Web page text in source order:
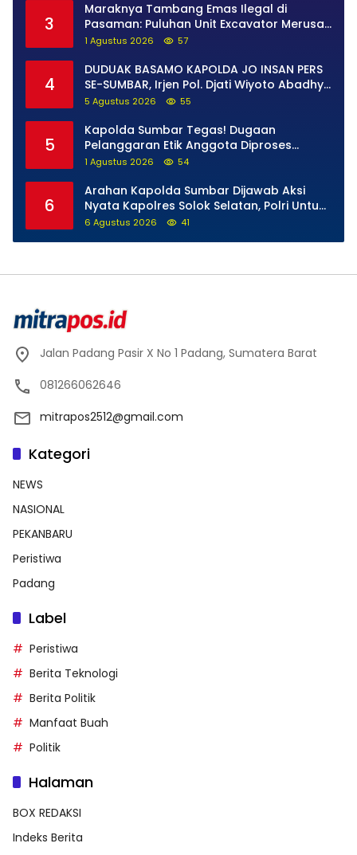
3
Maraknya Tambang Emas Ilegal di
Pasaman: Puluhan Unit Excavator Merusak
Alam, di Kawasan Muaro Sungai Lolo
1 Agustus 2026 57
4
DUDUAK BASAMO KAPOLDA JO INSAN PERS
SE-SUMBAR, Irjen Pol. Djati Wiyoto Abadhy
Tegaskan Tak Ada Ruang bagi Pelanggar
5 Agustus 2026 55
5
Kapolda Sumbar Tegas! Dugaan
Pelanggaran Etik Anggota Diproses
Tanpa Pandang Bulu, Sidang Etik AKBP F
1 Agustus 2026 54
6
Arahan Kapolda Sumbar Dijawab Aksi
Nyata Kapolres Solok Selatan, Polri Untuk
Masyarakat Bukan Sekadar Slogan
6 Agustus 2026 41
Jalan Padang Pasir X No 1 Padang, Sumatera Barat
081266062646
mitrapos2512@gmail.com
Kategori
NEWS
NASIONAL
PEKANBARU
Peristiwa
Padang
Label
Peristiwa
Berita Teknologi
Berita Politik
Manfaat Buah
Politik
Halaman
BOX REDAKSI
Indeks Berita